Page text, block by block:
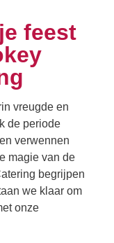
feest
vreugde en
de periode
verwennen
magie van de
begrijpen
we klaar om
onze